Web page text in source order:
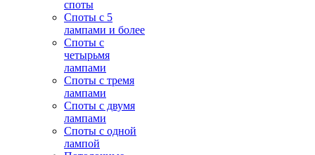
споты
Споты с 5
лампами и более
Споты с
четырьмя
лампами
Споты с тремя
лампами
Споты с двумя
лампами
Споты с одной
лампой